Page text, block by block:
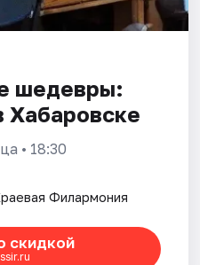
шедевры:
Хабаровске
• 18:30
Филармония
скидкой